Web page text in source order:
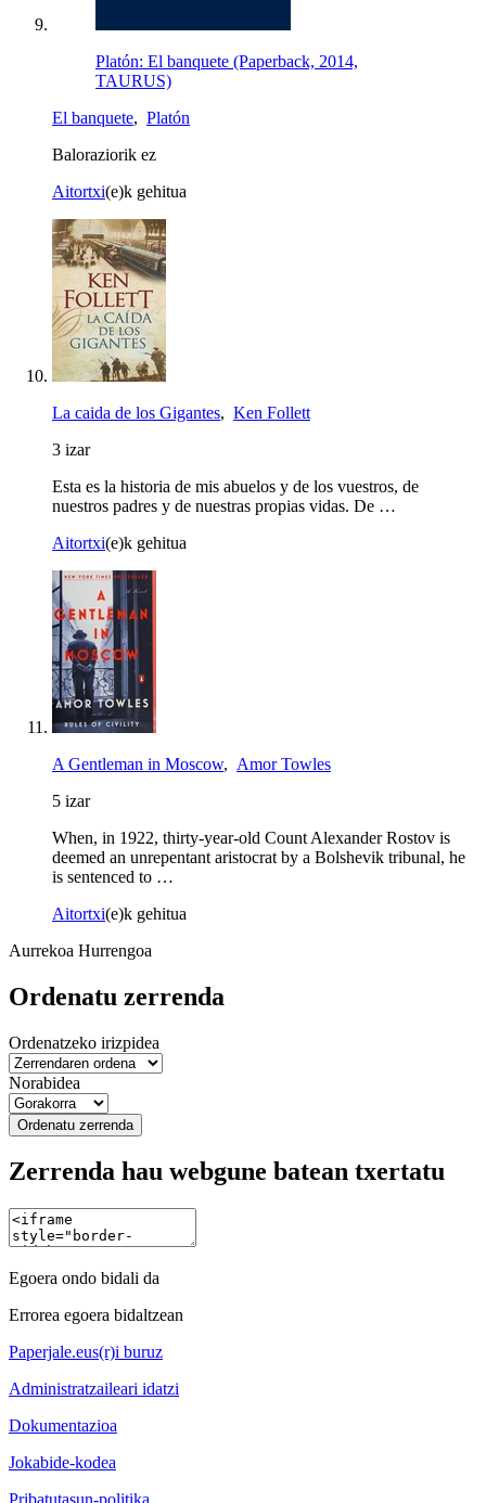
Platón: El banquete (Paperback, 2014,
TAURUS)
El banquete, Platón
Baloraziorik ez
Aitortxi(e)k gehitua
La caida de los Gigantes, Ken Follett
3 izar
Esta es la historia de mis abuelos y de los vuestros, de
nuestros padres y de nuestras propias vidas. De …
Aitortxi(e)k gehitua
A Gentleman in Moscow, Amor Towles
5 izar
When, in 1922, thirty-year-old Count Alexander Rostov is
deemed an unrepentant aristocrat by a Bolshevik tribunal, he
is sentenced to …
Aitortxi(e)k gehitua
Aurrekoa Hurrengoa
Ordenatu zerrenda
Ordenatzeko irizpidea
Norabidea
Ordenatu zerrenda
Zerrenda hau webgune batean txertatu
Egoera ondo bidali da
Errorea egoera bidaltzean
Paperjale.eus(r)i buruz
Administratzaileari idatzi
Dokumentazioa
Jokabide-kodea